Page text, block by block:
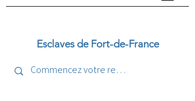
Esclaves de Fort-de-France